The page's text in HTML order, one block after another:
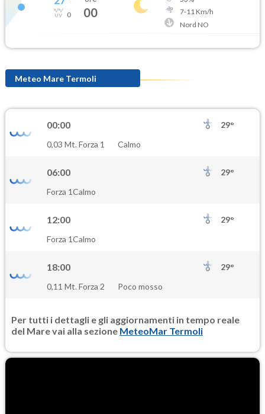
0 00
7-11Km/h
Nord NO
Meteo Mare Termoli
00:00
29°
0,03 Mt. Forza 1
Calmo
06:00
29°
Forza 1Calmo
12:00
29°
Forza 1Calmo
18:00
29°
0,11 Mt. Forza 2
Poco mosso
Per tutti i dettagli e gli aggiornamenti in tempo reale
del Mare vai alla sezione MeteoMar Termoli